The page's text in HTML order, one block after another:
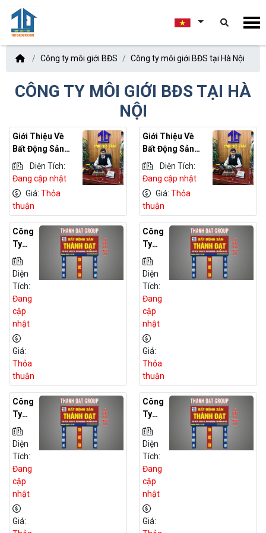
Công ty môi giới BĐS Công ty môi giới BĐS tại Hà Nội
CÔNG TY MÔI GIỚI BĐS TẠI HÀ
NỘI
Giới Thiệu Về
Bất Động Sản
Thành Đạt
Diện Tích:
Đang cập nhật
Giá: Thỏa
thuận
Giới Thiệu Về
Bất Động Sản
Thành Đạt
Diện Tích:
Đang cập nhật
Giá: Thỏa
thuận
Công
Ty
Môi
Giới
BĐS
Đất
Dự
Án
Tại
Ninh
Thuậ
N
Diện
Tích:
Đang
cập
nhật
Giá:
Thỏa
thuận
Công
Ty
Môi
Giới
BĐS
Đất
Dự
Án
Tại
Phú
Yên
Diện
Tích:
Đang
cập
nhật
Giá:
Thỏa
thuận
Công
Ty
Môi
Giới
BĐS
Đất
Dự
Án
Tại
Bình
Định
Diện
Tích:
Đang
cập
nhật
Giá:
Công
Ty
Môi
Giới
BĐS
Đất
Dự
Án
Tại
Trà
Vinh
Diện
Tích:
Đang
cập
nhật
Giá: